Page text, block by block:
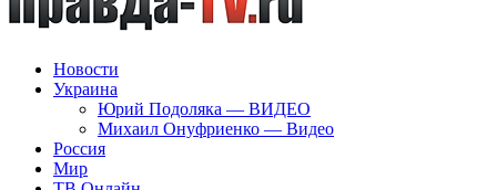
Новости
Украина
Юрий Подоляка — ВИДЕО
Михаил Онуфриенко — Видео
Россия
Мир